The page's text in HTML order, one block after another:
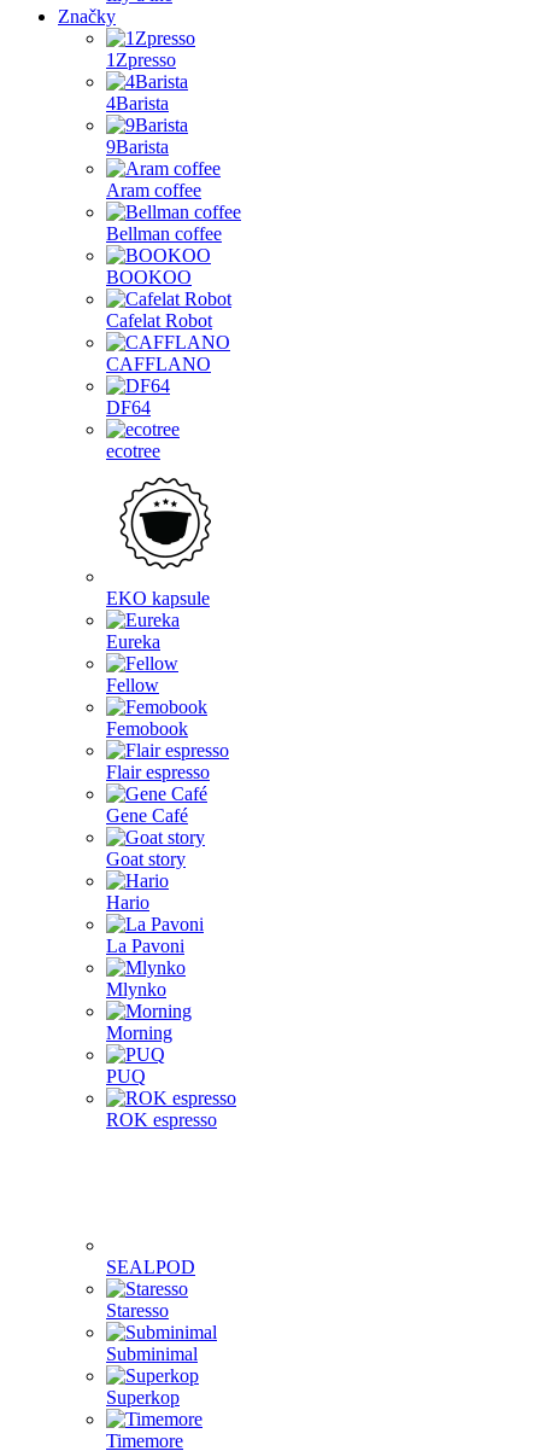
Značky
1Zpresso
4Barista
9Barista
Aram coffee
Bellman coffee
BOOKOO
Cafelat Robot
CAFFLANO
DF64
ecotree
EKO kapsule
Eureka
Fellow
Femobook
Flair espresso
Gene Café
Goat story
Hario
La Pavoni
Mlynko
Morning
PUQ
ROK espresso
SEALPOD
Staresso
Subminimal
Superkop
Timemore